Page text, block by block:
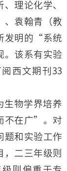
理论化学、
、袁翰青（教
发明的“系统
。该系有实验
西文期刊33
生物学界培养
不在广”。对
题和实验工作
，二三年级则